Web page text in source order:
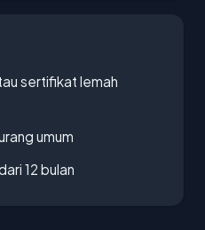
sertifikat lemah
umum
12 bulan